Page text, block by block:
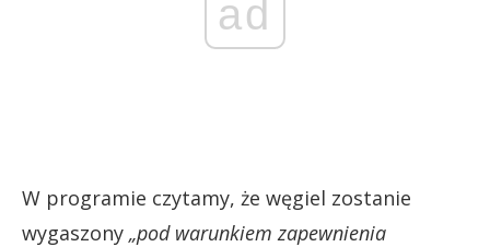
ad
W programie czytamy, że węgiel zostanie
wygaszony „pod warunkiem zapewnienia